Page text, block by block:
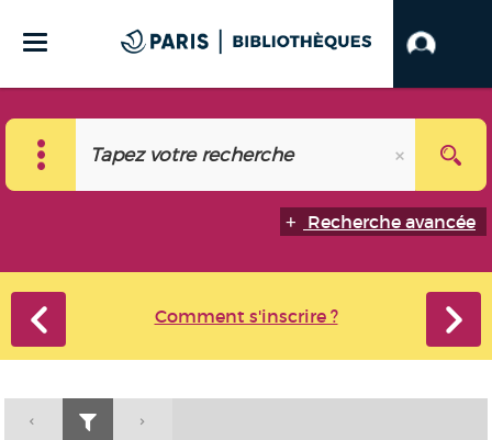
Recherche avancée
Comment s'inscrire ?